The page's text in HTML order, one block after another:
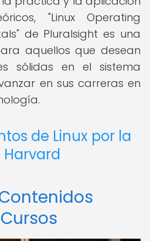
"Linux Operating
de Pluralsight es una
aquellos que desean
sólidas en el sistema
en sus carreras en
de Linux por la
Harvard